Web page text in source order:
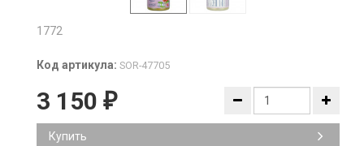
1772
Код артикула: SOR-47705
3 150 ₽
Купить